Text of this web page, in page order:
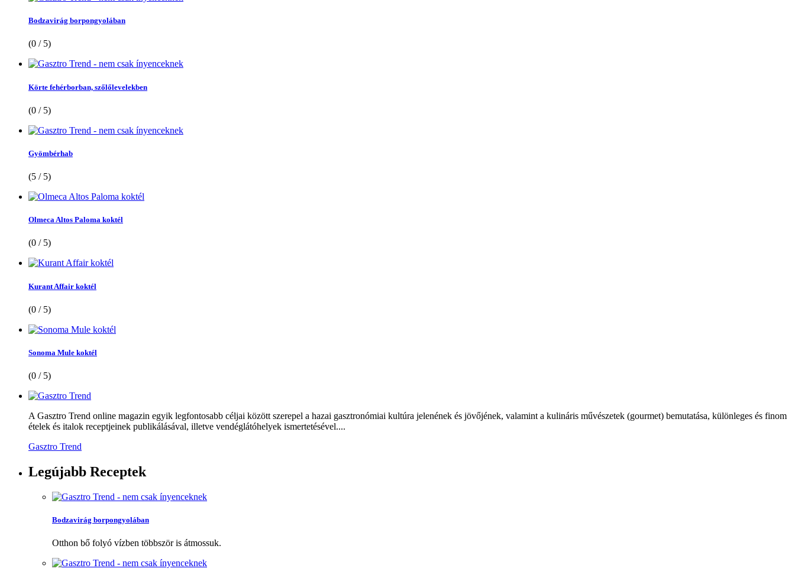
Bodzavirág borpongyolában
(0 / 5)
Körte fehérborban, szőlőlevelekben
(0 / 5)
Gyömbérhab
(5 / 5)
Olmeca Altos Paloma koktél
(0 / 5)
Kurant Affair koktél
(0 / 5)
Sonoma Mule koktél
(0 / 5)
A Gasztro Trend online magazin egyik legfontosabb céljai között szerepel a hazai gasztronómiai kultúra jelenének és jövőjének, valamint a kulináris művészetek (gourmet) bemutatása, különleges és finom
ételek és italok receptjeinek publikálásával, illetve vendéglátóhelyek ismertetésével....
Gasztro Trend
Legújabb Receptek
Bodzavirág borpongyolában
Otthon bő folyó vízben többször is átmossuk.